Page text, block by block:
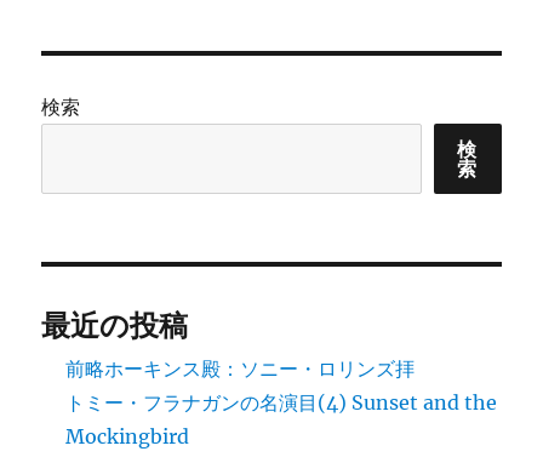
ス
ニ
に
検索
検
索
最近の投稿
前略ホーキンス殿：ソニー・ロリンズ拝
トミー・フラナガンの名演目(4) Sunset and the
Mockingbird